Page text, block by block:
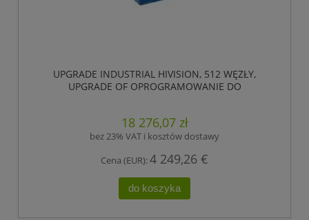
UPGRADE INDUSTRIAL HIVISION, 512 WĘZŁY,
UPGRADE OF OPROGRAMOWANIE DO
VALID TO UPGRADE V4.X TO THE CURRENT
VERSION. ,HIRSCHMANN
18 276,07 zł
bez 23% VAT i kosztów dostawy
Cena (EUR):4 249,26 €
do koszyka